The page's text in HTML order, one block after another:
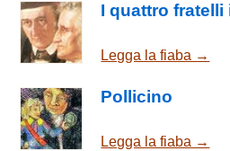
I quattro fratelli
Legga la fiaba →
Pollicino
Legga la fiaba →